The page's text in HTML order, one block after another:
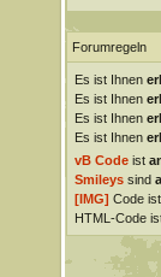
Forumregeln
Es ist Ihnen
Es ist Ihnen
Es ist Ihnen
Es ist Ihnen
vB Codeist
Smileyssind
[IMG] Code ist
HTML-Code